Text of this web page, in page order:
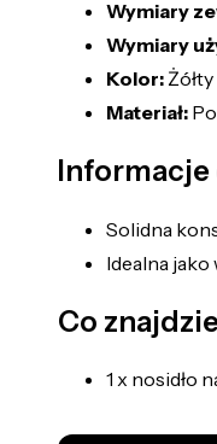
Wymiary
Wymiary
Kolor: Żółty
Materiał:
Solidna
Idealna
Co
1 x nosidło